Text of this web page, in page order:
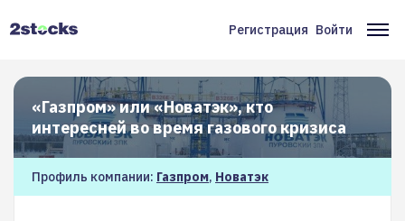
Меню
учётной
записи
пользователя
Регистрация Войти
«Газпром» или «Новатэк», кто
интересней во время газового кризиса
Профиль компании: Газпром, Новатэк